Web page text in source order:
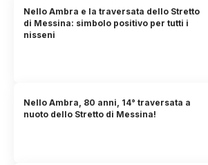
Nello Ambra e la traversata dello Stretto
di Messina: simbolo positivo per tutti i
nisseni
Nello Ambra, 80 anni, 14° traversata a
nuoto dello Stretto di Messina!